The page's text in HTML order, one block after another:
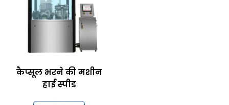
कैप्सूल भरने की मशीन
हाई स्पीड